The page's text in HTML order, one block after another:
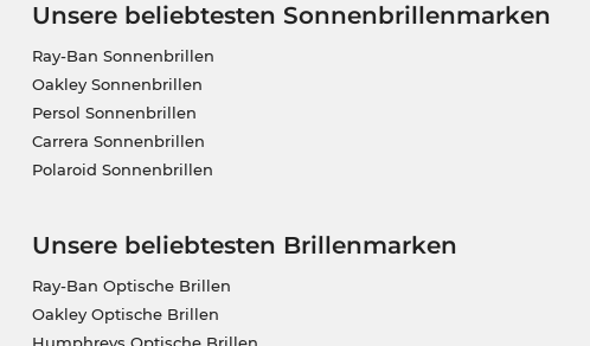
Unsere beliebtesten Sonnenbrillenmarken
Ray-Ban Sonnenbrillen
Oakley Sonnenbrillen
Persol Sonnenbrillen
Carrera Sonnenbrillen
Polaroid Sonnenbrillen
Unsere beliebtesten Brillenmarken
Ray-Ban Optische Brillen
Oakley Optische Brillen